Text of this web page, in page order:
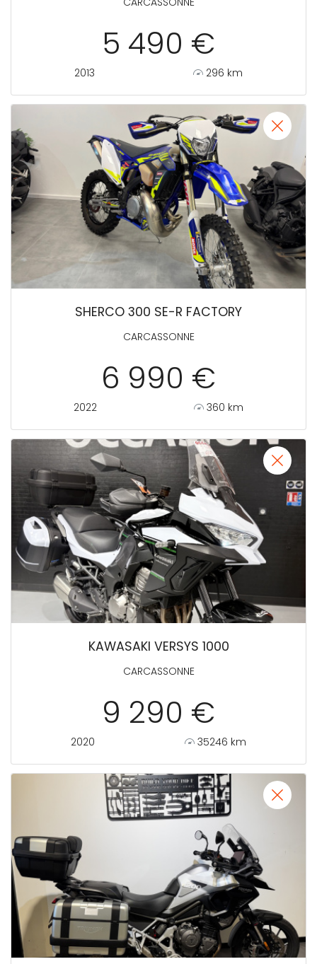
5 490 €
2013 296 km
SHERCO 300 SE-R FACTORY
CARCASSONNE
6 990 €
2022 360 km
KAWASAKI VERSYS 1000
CARCASSONNE
9 290 €
2020 35246 km